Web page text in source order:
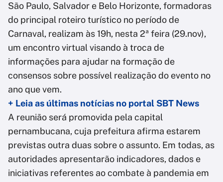
São Paulo, Salvador e Belo Horizonte, formadoras
do principal roteiro turístico no período de
Carnaval, realizam às 19h, nesta 2ª feira (29.nov),
um encontro virtual visando à troca de
informações para ajudar na formação de
consensos sobre possível realização do evento no
ano que vem.
+ Leia as últimas notícias no portal SBT News
A reunião será promovida pela capital
pernambucana, cuja prefeitura afirma estarem
previstas outra duas sobre o assunto. Em todas, as
autoridades apresentarão indicadores, dados e
iniciativas referentes ao combate à pandemia em